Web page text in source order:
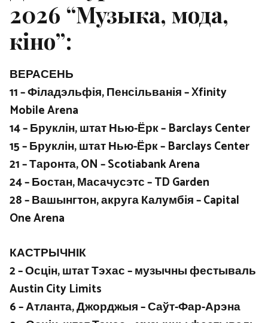
2026 “Музыка, мода,
кіно”:
ВЕРАСЕНЬ
11 – Філадэльфія, Пенсільванія – Xfinity
Mobile Arena
14 – Бруклін, штат Нью-Ёрк – Barclays Center
15 – Бруклін, штат Нью-Ёрк – Barclays Center
21 – Таронта, ON – Scotiabank Arena
24 – Бостан, Масачусэтс – TD Garden
28 – Вашынгтон, акруга Калумбія – Capital
One Arena
КАСТРЫЧНІК
2 – Осцін, штат Тэхас – музычны фестываль
Austin City Limits
6 – Атланта, Джорджыя – Саўт-Фар-Арэна